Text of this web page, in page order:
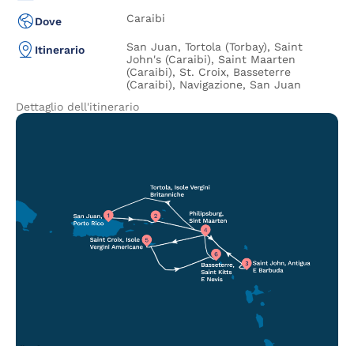
Dove Caraibi
Itinerario
San Juan, Tortola (Torbay), Saint
John's (Caraibi), Saint Maarten
(Caraibi), St. Croix, Basseterre
(Caraibi), Navigazione, San Juan
Dettaglio dell'itinerario